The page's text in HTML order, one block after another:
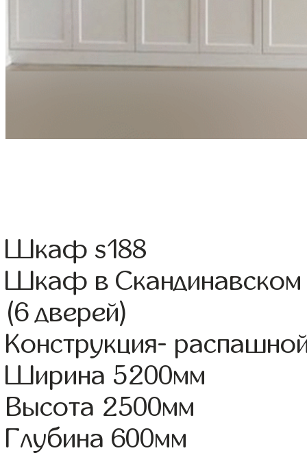
Шкаф s188
Шкаф в
(6 дверей)
Конструкция-
Ширина 5200мм
Высота 2500мм
Глубина 600мм